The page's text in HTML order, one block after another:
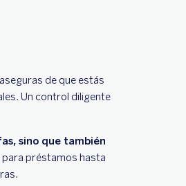
de que estás
Un control diligente
sino que también
préstamos hasta